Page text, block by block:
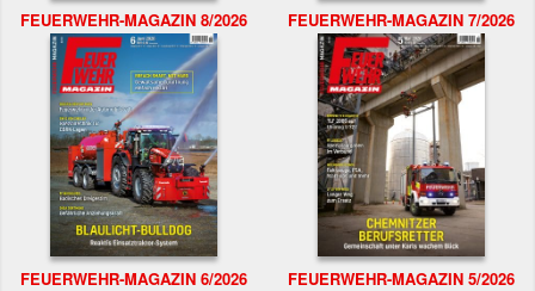
FEUERWEHR-MAGAZIN 8/2026 FEUERWEHR-MAGAZIN 7/2026
FEUERWEHR-MAGAZIN 6/2026 FEUERWEHR-MAGAZIN 5/2026